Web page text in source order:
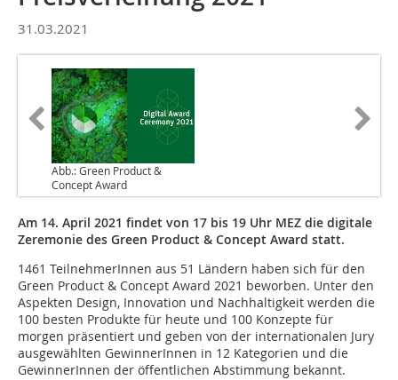
31.03.2021
Abb.: Green Product &
Concept Award
Am 14. April 2021 findet von 17 bis 19 Uhr MEZ die digitale
Zeremonie des Green Product & Concept Award statt.
1461 TeilnehmerInnen aus 51 Ländern haben sich für den
Green Product & Concept Award 2021 beworben. Unter den
Aspekten Design, Innovation und Nachhaltigkeit werden die
100 besten Produkte für heute und 100 Konzepte für
morgen präsentiert und geben von der internationalen Jury
ausgewählten GewinnerInnen in 12 Kategorien und die
GewinnerInnen der öffentlichen Abstimmung bekannt.